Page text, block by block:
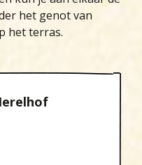
het genot van
het terras.